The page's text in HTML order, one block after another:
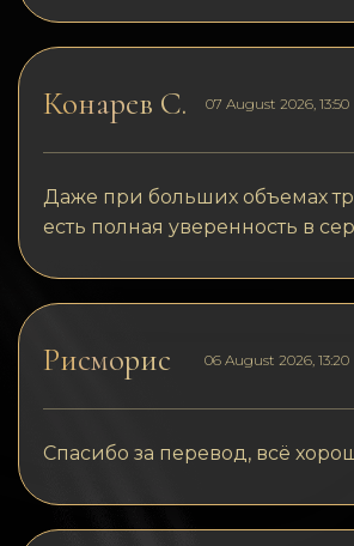
خرٍظة افكن?غ
Конарев С. 07 August 2026, 13:50
Даже при больших объемах
есть полная уверенность в
Рисморис 06 August 2026, 13:20
Спасибо за перевод, всё